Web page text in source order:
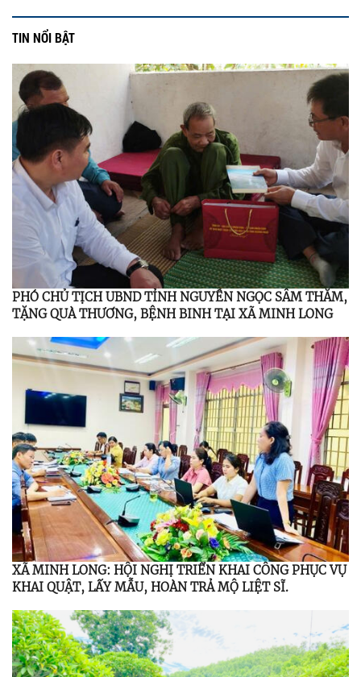
TIN NỔI BẬT
PHÓ CHỦ TỊCH UBND TỈNH NGUYỄN NGỌC SÂM THĂM,
TẶNG QUÀ THƯƠNG, BỆNH BINH TẠI XÃ MINH LONG
XÃ MINH LONG: HỘI NGHỊ TRIỂN KHAI CÔNG PHỤC VỤ
KHAI QUẬT, LẤY MẪU, HOÀN TRẢ MỘ LIỆT SĨ.